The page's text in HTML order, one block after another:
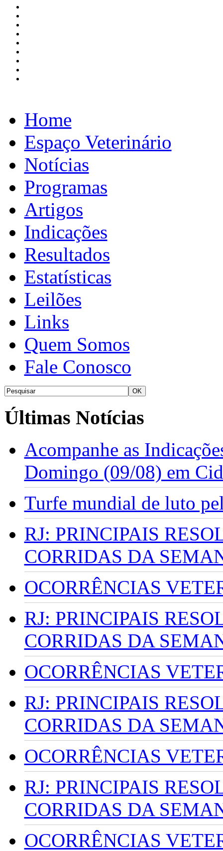
Home
Espaço Veterinário
Notícias
Programas
Artigos
Indicações
Resultados
Estatísticas
Leilões
Links
Quem Somos
Fale Conosco
Últimas Notícias
Acompanhe as
Domingo (09/08) em
Turfe mundial de luto
RJ: PRINCIPAIS
CORRIDAS DA
OCORRÊNCIAS
RJ: PRINCIPAIS
CORRIDAS DA
OCORRÊNCIAS
RJ: PRINCIPAIS
CORRIDAS DA
OCORRÊNCIAS
RJ: PRINCIPAIS
CORRIDAS DA
OCORRÊNCIAS